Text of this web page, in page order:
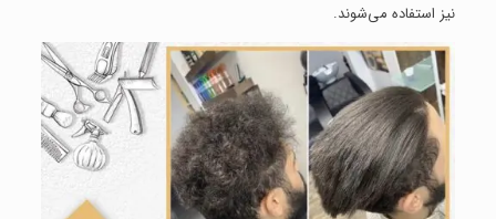
نیز استفاده می‌شوند.